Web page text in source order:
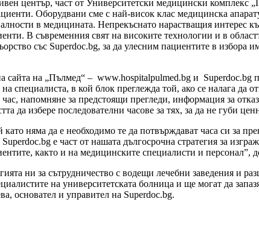
център, част от Университетски медицински комплекс
Оборудвани сме с най-висок клас медицинска
в медицината. Непрекъснато нарастващия
В съвременния свят на високите технологии и в
със Superdoc.bg, за да улесним пациентите в избора
сайта на „Пълмед“ – www.hospitalpulmed.bg и Superdoc.bg
специалиста, в кой блок преглежда той, ако се налага да
напомняне за предстоящи прегледи, информация за
да избере последователни часове за тях, за да не губи
няма да е необходимо те да потвърждават часа си за
е част от нашата дългосрочна стратегия за
както и на медицинските специалисти и персонал”,
ни за сътрудничество с водещи лечебни заведения и
на университетската болница и ще могат да
основател и управител на Superdoc.bg.